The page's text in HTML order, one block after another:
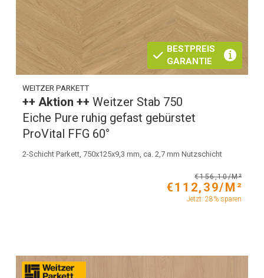
BESTPREIS
GARANTIE
WEITZER PARKETT
++ Aktion ++Weitzer Stab 750
Eiche Pure ruhig gefast gebürstet
ProVital FFG 60°
2-Schicht Parkett, 750x125x9,3 mm, ca. 2,7 mm Nutzschicht
€156,10/M²
€112,39/M²
Jetzt: 28% sparen